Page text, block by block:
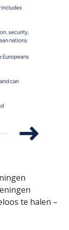
te halen –